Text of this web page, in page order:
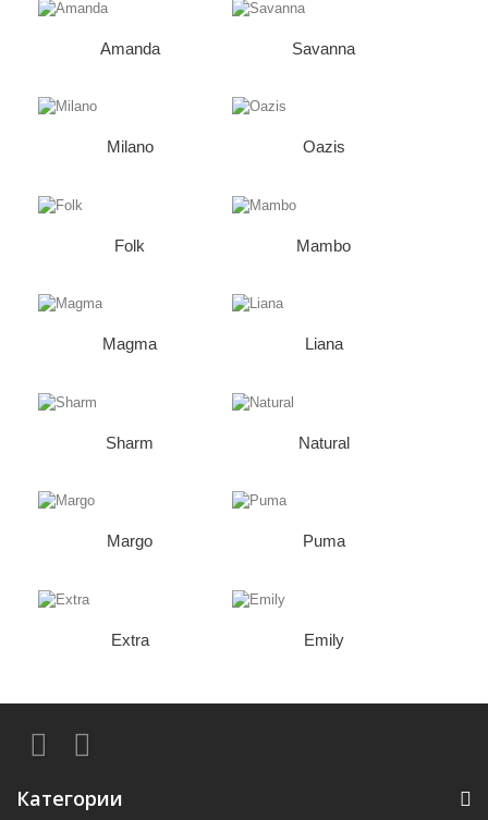
Amanda Savanna
Milano Oazis
Folk Mambo
Magma Liana
Sharm Natural
Margo Puma
Extra Emily
Категории